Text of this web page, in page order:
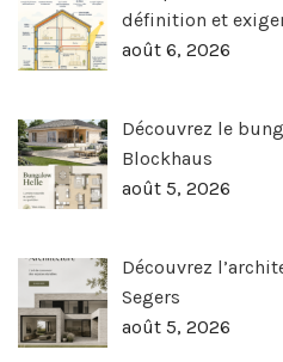
définition et
août 6, 2026
Découvrez le
Blockhaus
août 5, 2026
Découvrez
Segers
août 5, 2026